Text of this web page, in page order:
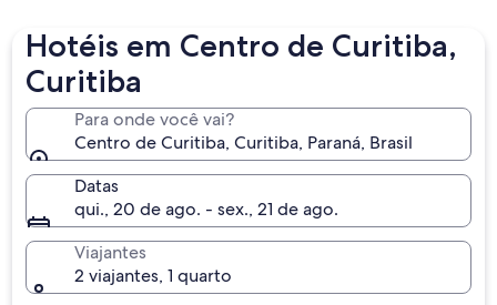
Hotéis em Centro de Curitiba,
Curitiba
Para onde você vai?
Centro de Curitiba, Curitiba, Paraná, Brasil
Datas
qui., 20 de ago. - sex., 21 de ago.
Viajantes
2 viajantes, 1 quarto